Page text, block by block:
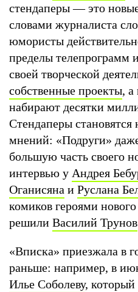
стендаперы — это
словами журналиста
юмористы
пределы телепрограмм
своей творческой
собственные проекты, а
набирают десятки
Стендаперы
мнений: «Подруги»
большую часть своего
интервью у Андрея
Оганисяна и Руслана
комиков героями
решили Василий Трунов
«Вписка» приезжала в
раньше: например, в
Илье Соболеву, который